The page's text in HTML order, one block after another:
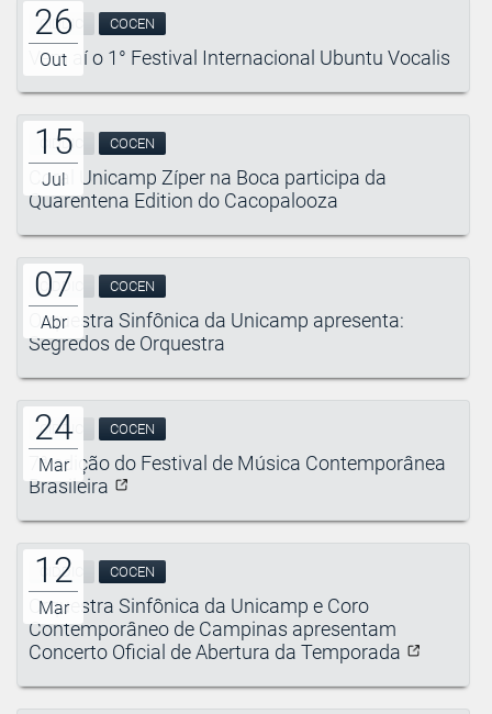
26
Out
CIDDIC COCEN
Vem aí o 1° Festival Internacional Ubuntu Vocalis
15
Jul
CIDDIC COCEN
Coral Unicamp Zíper na Boca participa da
Quarentena Edition do Cacopalooza
07
Abr
CIDDIC COCEN
Orquestra Sinfônica da Unicamp apresenta:
Segredos de Orquestra
24
Mar
CIDDIC COCEN
7ª edição do Festival de Música Contemporânea
Brasileira
12
Mar
CIDDIC COCEN
Orquestra Sinfônica da Unicamp e Coro
Contemporâneo de Campinas apresentam
Concerto Oficial de Abertura da Temporada